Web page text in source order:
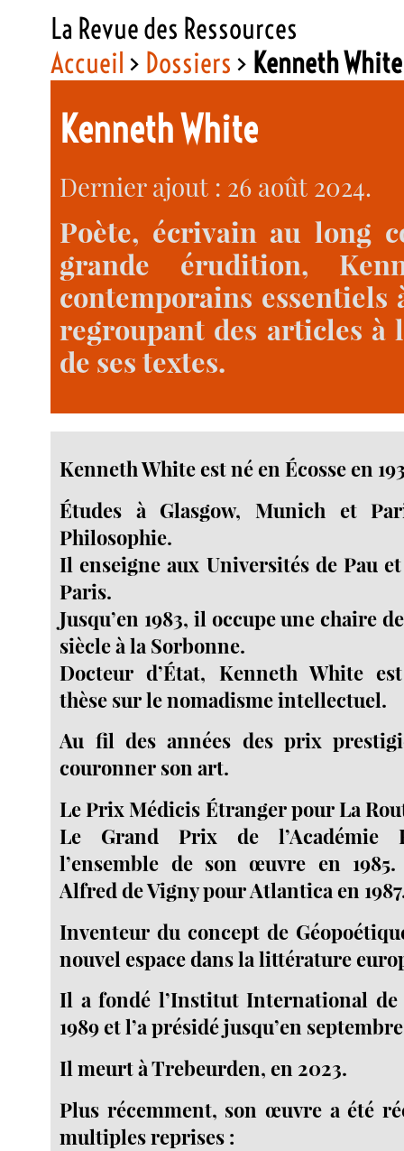
La Revue des Ressources
Accueil > Dossiers > Kenneth White
Kenneth White
Dernier ajout : 26 août 2024.
Poète, écrivain au long
grande érudition,
contemporains
regroupant des articles à
de ses textes.
Kenneth White est né en Écosse en
Études à Glasgow, Munich et
Philosophie.
Il enseigne aux Universités de Pau
Paris.
Jusqu’en 1983, il occupe une chaire
siècle à la Sorbonne.
Docteur d’État, Kenneth White
thèse sur le nomadisme intellectuel.
Au fil des années des prix
couronner son art.
Le Prix Médicis Étranger pour La
Le Grand Prix de l’Académie
l’ensemble de son œuvre en
Alfred de Vigny pour Atlantica en
Inventeur du concept de
nouvel espace dans la littérature
Il a fondé l’Institut International de
1989 et l’a présidé jusqu’en
Il meurt à Trebeurden, en 2023.
Plus récemment, son œuvre a été
multiples reprises :